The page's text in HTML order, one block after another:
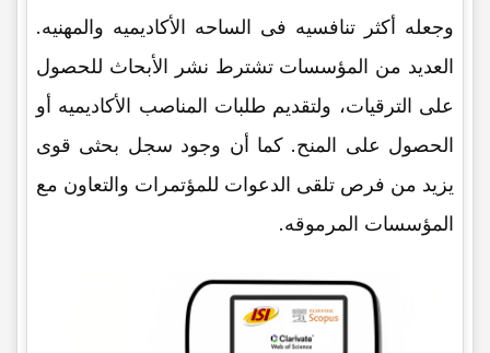
وجعله أکثر تنافسیه فی الساحه الأکادیمیه والمهنیه.
العدید من المؤسسات تشترط نشر الأبحاث للحصول
على الترقیات، ولتقدیم طلبات المناصب الأکادیمیه أو
الحصول على المنح. کما أن وجود سجل بحثی قوی
یزید من فرص تلقی الدعوات للمؤتمرات والتعاون مع
المؤسسات المرموقه.